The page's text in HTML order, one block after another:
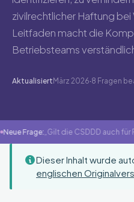
zivilrechtlicher Haftung bei
Leitfaden macht die
Betriebsteams
Aktualisiert März 2026·8 Fragen
Neue Frage:„Gilt die CSDDD auch
Dieser Inhalt wurde
englischen